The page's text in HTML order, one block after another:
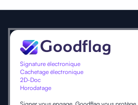
Signature électronique
Cachetage électronique
2D-Doc
Horodatage